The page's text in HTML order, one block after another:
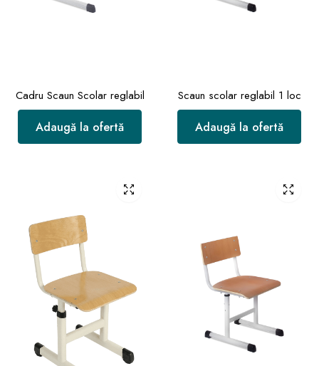
Cadru Scaun Scolar reglabil
Adaugă la ofertă
Scaun scolar reglabil 1 loc
Adaugă la ofertă